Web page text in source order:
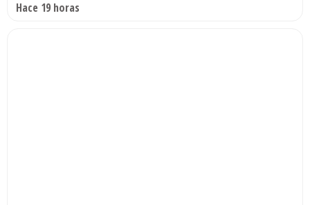
Hace 19 horas